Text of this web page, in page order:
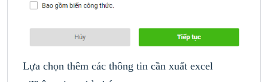
Lựa chọn thêm các thông tin cần xuất excel